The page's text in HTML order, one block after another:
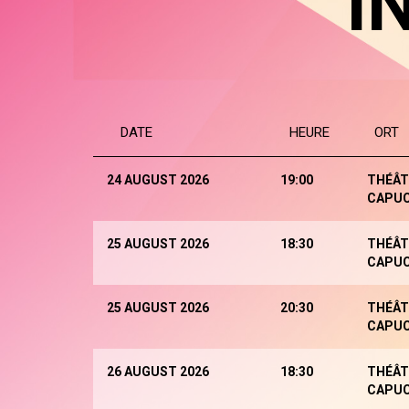
DATE HEURE ORT
24 AUGUST 2026 19:00
25 AUGUST 2026 18:30
25 AUGUST 2026 20:30
26 AUGUST 2026 18:30